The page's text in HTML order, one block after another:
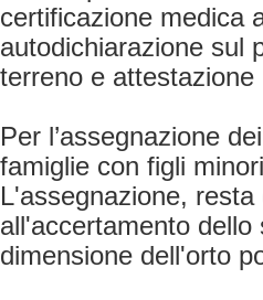
certificazione medica
autodichiarazione sul
terreno e attestazione
Per l’assegnazione
famiglie con figli
L'assegnazione,
all'accertamento
dimensione dell'orto